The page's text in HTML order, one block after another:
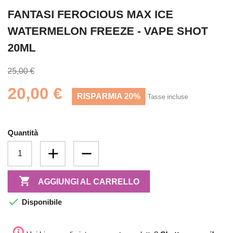
FANTASI FEROCIOUS MAX ICE
WATERMELON FREEZE - VAPE SHOT
20ML
25,00 €
20,00 € RISPARMIA 20% Tasse incluse
Quantità
 AGGIUNGI AL CARRELLO
 Disponibile